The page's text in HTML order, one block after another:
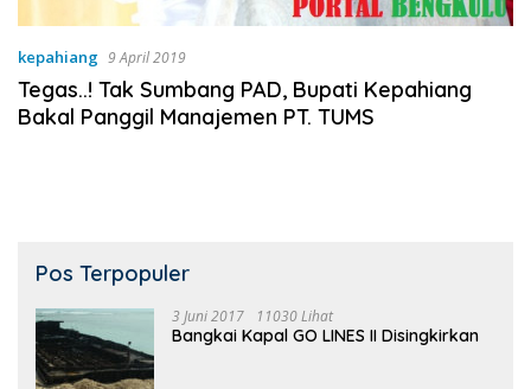
kepahiang 9 April 2019
Tegas..! Tak Sumbang PAD, Bupati Kepahiang
Bakal Panggil Manajemen PT. TUMS
Pos Terpopuler
3 Juni 2017 11030 Lihat
Bangkai Kapal GO LINES II Disingkirkan